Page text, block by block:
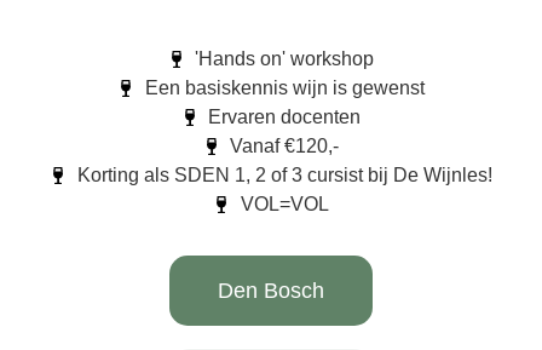
'Hands on' workshop
Een basiskennis wijn is gewenst
Ervaren docenten
Vanaf €120,-
Korting als SDEN 1, 2 of 3 cursist bij De Wijnles!
VOL=VOL
Den Bosch